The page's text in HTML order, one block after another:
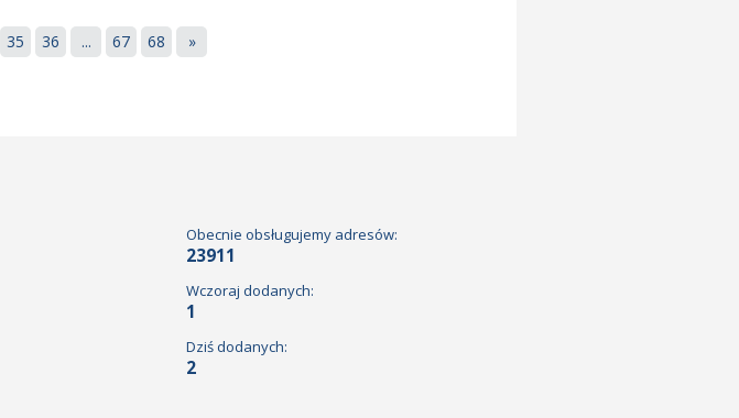
35 36 ... 67 68 »
Obecnie obsługujemy adresów:
23911
Wczoraj dodanych:
1
Dziś dodanych:
2